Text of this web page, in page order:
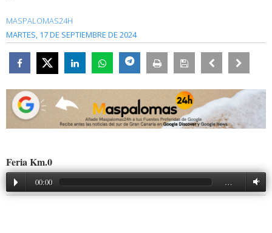
MASPALOMAS24H
MARTES, 17 DE SEPTIEMBRE DE 2024
Feria Km.0
00:00 …